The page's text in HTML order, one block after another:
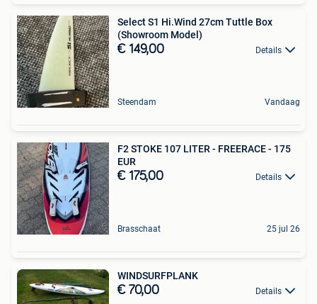
Select S1 Hi.Wind 27cm Tuttle Box
(Showroom Model)
€ 149,00 Details
Steendam Vandaag
F2 STOKE 107 LITER - FREERACE - 175
EUR
€ 175,00 Details
Brasschaat 25 jul 26
WINDSURFPLANK
€ 70,00 Details